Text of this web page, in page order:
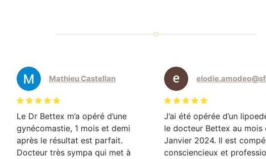
Mathieu Castellan
Le Dr Bettex m’a opéré d’une
gynécomastie, 1 mois et demi
après le résultat est parfait.
Docteur très sympa qui met à
J’ai été opérée d’un
le docteur Bettex au mois
Janvier 2024. Il est
consciencieux et